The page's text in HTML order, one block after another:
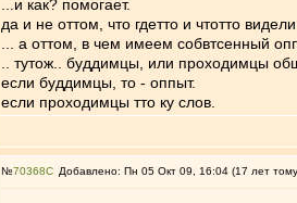
...и как? помогает.
да и не оттом, что гдетто и чтотто видели
... а оттом, в чем имеем собвтсенный
.. тутож.. буддимцы, или проходимцы
если буддимцы, то - оппыт.
если проходимцы тто ку слов.
№70368 Добавлено: Пн 05 Окт 09, 16:04 (17 лет